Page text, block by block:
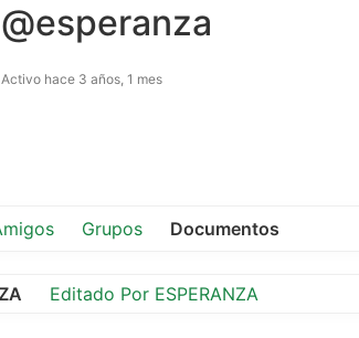
@esperanza
Activo hace 3 años, 1 mes
Grupos Documentos
Editado Por ESPERANZA